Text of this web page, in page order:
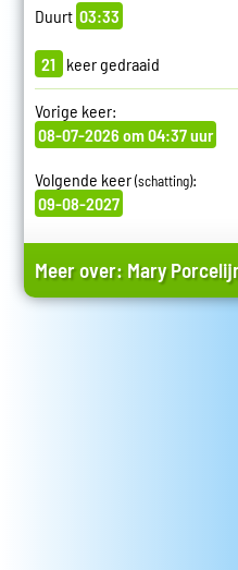
Duurt 03:33
21 keer gedraaid
Vorige keer:
08-07-2026 om 04:37 uur
Volgende keer(schatting):
09-08-2027
Meer over: Mary